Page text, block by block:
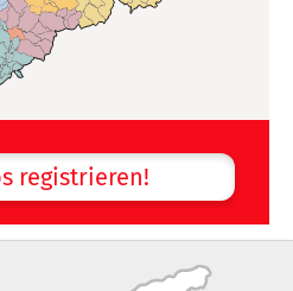
registrieren!